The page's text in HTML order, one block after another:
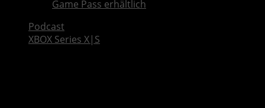
Game Pass erhältlich
Podcast
XBOX Series X|S